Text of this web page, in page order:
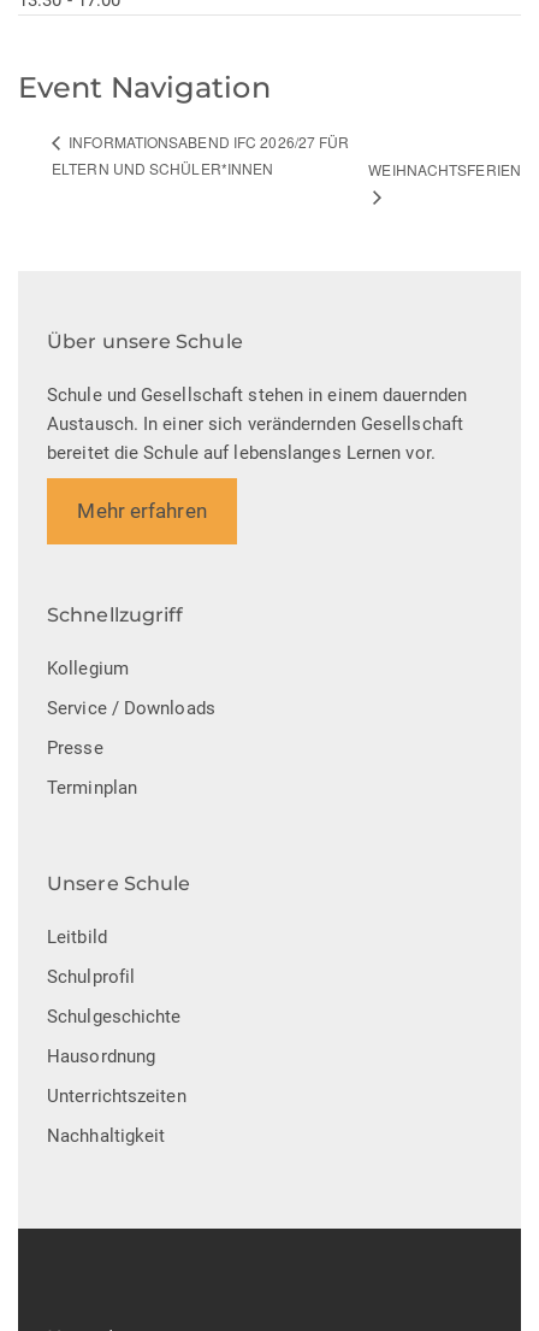
Event Navigation
INFORMATIONSABEND IFC 2026/27 FÜR
ELTERN UND SCHÜLER*INNEN
WEIHNACHTSFERIEN
Über unsere Schule
Schule und Gesellschaft stehen in einem dauernden
Austausch. In einer sich verändernden Gesellschaft
bereitet die Schule auf lebenslanges Lernen vor.
Mehr erfahren
Schnellzugriff
Kollegium
Service / Downloads
Presse
Terminplan
Unsere Schule
Leitbild
Schulprofil
Schulgeschichte
Hausordnung
Unterrichtszeiten
Nachhaltigkeit